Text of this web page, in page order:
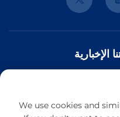
والتحديثات والرؤى من فريقنا.
We use cookies and